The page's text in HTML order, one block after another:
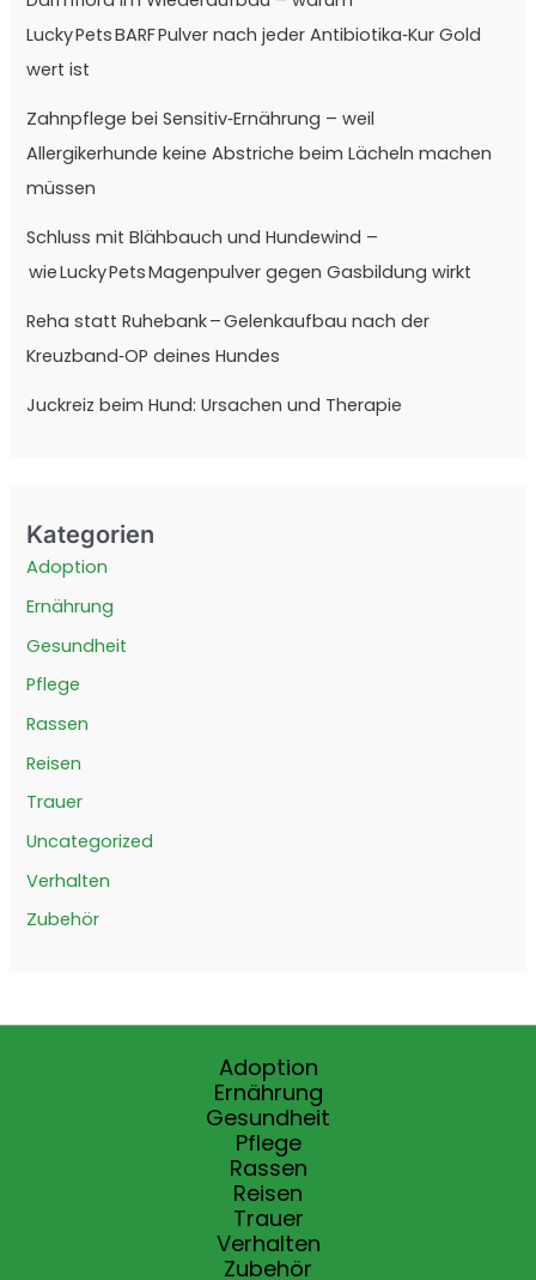
Lucky Pets BARF Pulver nach jeder Antibiotika‑Kur Gold
wert ist
Zahnpflege bei Sensitiv‑Ernährung – weil
Allergikerhunde keine Abstriche beim Lächeln machen
müssen
Schluss mit Blähbauch und Hundewind –
wie Lucky Pets Magenpulver gegen Gasbildung wirkt
Reha statt Ruhebank – Gelenkaufbau nach der
Kreuzband‑OP deines Hundes
Juckreiz beim Hund: Ursachen und Therapie
Kategorien
Adoption
Ernährung
Gesundheit
Pflege
Rassen
Reisen
Trauer
Uncategorized
Verhalten
Zubehör
Adoption
Ernährung
Gesundheit
Pflege
Rassen
Reisen
Trauer
Verhalten
Zubehör